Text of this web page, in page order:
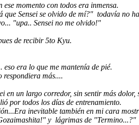
momento con todos era inmensa.
Sensei se olvido de mí?" todavía no
"upa.. Sensei no me olvido!"
de recibir 5to Kyu.
era lo que me mantenía de pié.
respondiera más....
en un largo corredor, sin sentir más dolor,
por todos los días de entrenamiento.
inevitable también en mi cara
y lágrimas de "Termino...?"